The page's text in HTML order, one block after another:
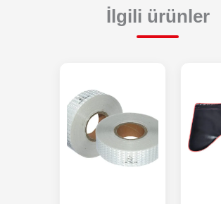
İlgili ürünler